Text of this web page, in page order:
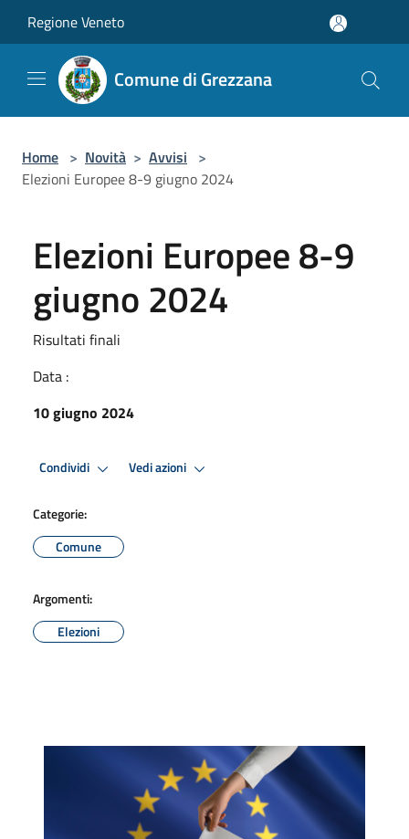
Regione Veneto
Comune di Grezzana
Home > Novità > Avvisi >
Elezioni Europee 8-9 giugno 2024
Elezioni Europee 8-9
giugno 2024
Risultati finali
Data :
10 giugno 2024
Condividi Vedi azioni
Categorie:
Comune
Argomenti:
Elezioni